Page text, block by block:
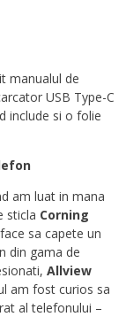
manualul de
USB Type-C
include si o folie
am luat in mana
sticla Corning
sa capete un
din gama de
Allview
am fost curios sa
al telefonului –